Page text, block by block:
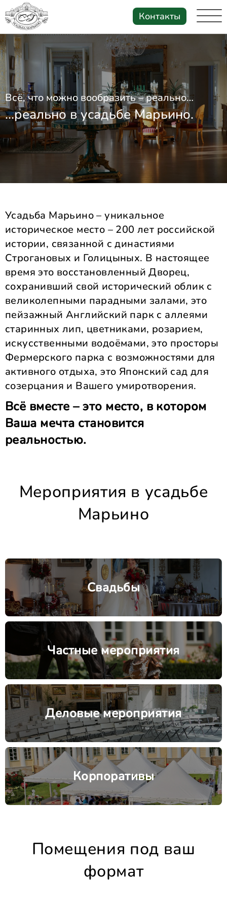
Контакты
Всё, что можно вообразить – реально…
...реально в усадьбе Марьино.
Усадьба Марьино – уникальное
историческое место – 200 лет российской
истории, связанной с династиями
Строгановых и Голицыных. В настоящее
время это восстановленный Дворец,
сохранивший свой исторический облик с
великолепными парадными залами, это
пейзажный Английский парк с аллеями
старинных лип, цветниками, розарием,
искусственными водоёмами, это просторы
Фермерского парка с возможностями для
активного отдыха, это Японский сад для
созерцания и Вашего умиротворения.
Всё вместе – это место, в котором
Ваша мечта становится
реальностью.
Мероприятия в усадьбе
Марьино
Свадьбы
Частные мероприятия
Деловые мероприятия
Корпоративы
Помещения под ваш
формат